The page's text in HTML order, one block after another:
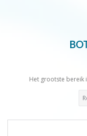
Het grootste bereik